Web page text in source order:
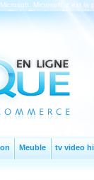
Microsoft, c'est
Flight Simulator.
Meuble tv video